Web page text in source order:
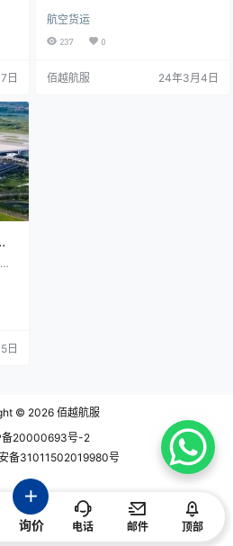
日
万吨，现已成为我国北方地区唯一
常态化运营的中加航空货运通道，
023年3月1日，青岛至多伦多货运
航空货运
237 0
佰越航服 24年3月4日
日
© 2026 佰越航服
备20000693号-2
备31011502019980号
询价 电话 邮件 顶部